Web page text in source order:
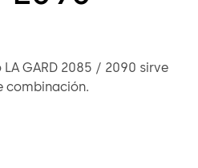
GARD 2085 / 2090 sirve
combinación.